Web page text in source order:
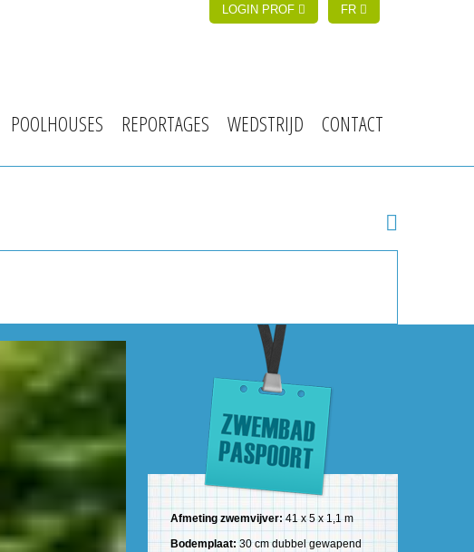
LOGIN PROF FR
POOLHOUSES REPORTAGES WEDSTRIJD CONTACT
Afmeting zwemvijver:41 x 5 x 1,1 m
Bodemplaat:30 cm dubbel gewapend